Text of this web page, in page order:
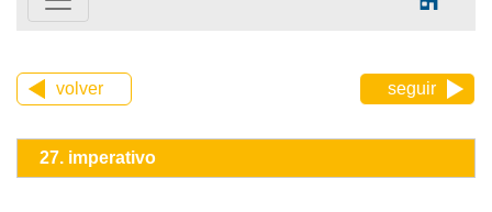
volver seguir
27. imperativo